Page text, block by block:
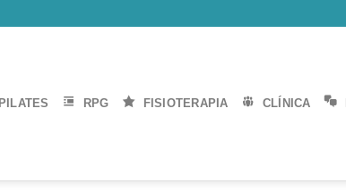
PILATES RPG FISIOTERAPIA CLÍNICA